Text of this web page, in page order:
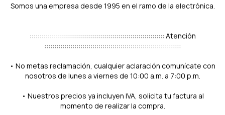
Somos una empresa desde 1995 en el ramo de la electrónica.
::::::::::::::::::::::::::::::::::::::::::::::::::::::::::::::::::: Atención
::::::::::::::::::::::::::::::::::::::::::::::::::::::::::::::::::::
• No metas reclamación, cualquier aclaración comunícate con
nosotros de lunes a viernes de 10:00 a.m. a 7:00 p.m.
• Nuestros precios ya incluyen IVA, solicita tu factura al
momento de realizar la compra.